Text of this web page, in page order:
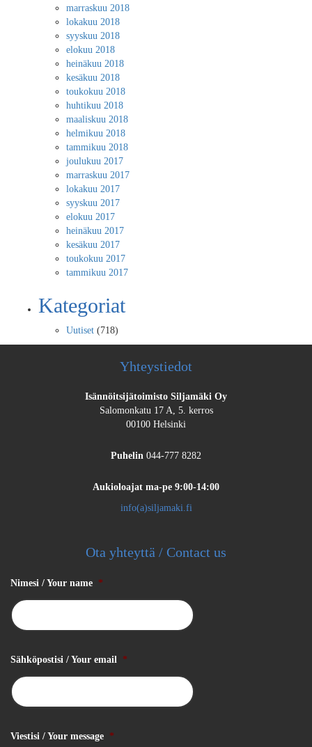
marraskuu 2018
lokakuu 2018
syyskuu 2018
elokuu 2018
heinäkuu 2018
kesäkuu 2018
toukokuu 2018
huhtikuu 2018
maaliskuu 2018
helmikuu 2018
tammikuu 2018
joulukuu 2017
marraskuu 2017
lokakuu 2017
syyskuu 2017
elokuu 2017
heinäkuu 2017
kesäkuu 2017
toukokuu 2017
tammikuu 2017
Kategoriat
Uutiset (718)
Yhteystiedot
Isännöitsijätoimisto Siljamäki Oy
Salomonkatu 17 A, 5. kerros
00100 Helsinki
Puhelin 044-777 8282
Aukioloajat ma-pe 9:00-14:00
info(a)siljamaki.fi
Ota yhteyttä / Contact us
Nimesi / Your name *
Sähköpostisi / Your email *
Viestisi / Your message *